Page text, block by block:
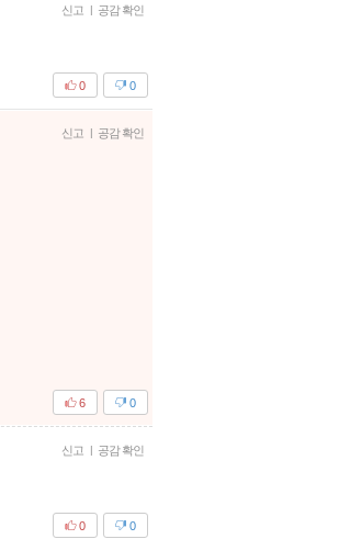
신고 | 공감 확인
0
0
신고 | 공감 확인
0
6
신고 | 공감 확인
0
0